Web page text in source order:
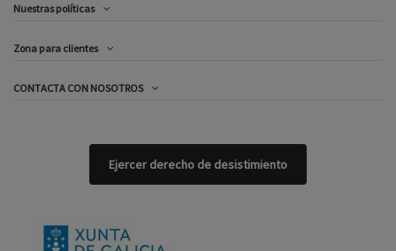
Nuestras políticas
Zona para clientes
CONTACTA CON NOSOTROS
Ejercer derecho de desistimiento